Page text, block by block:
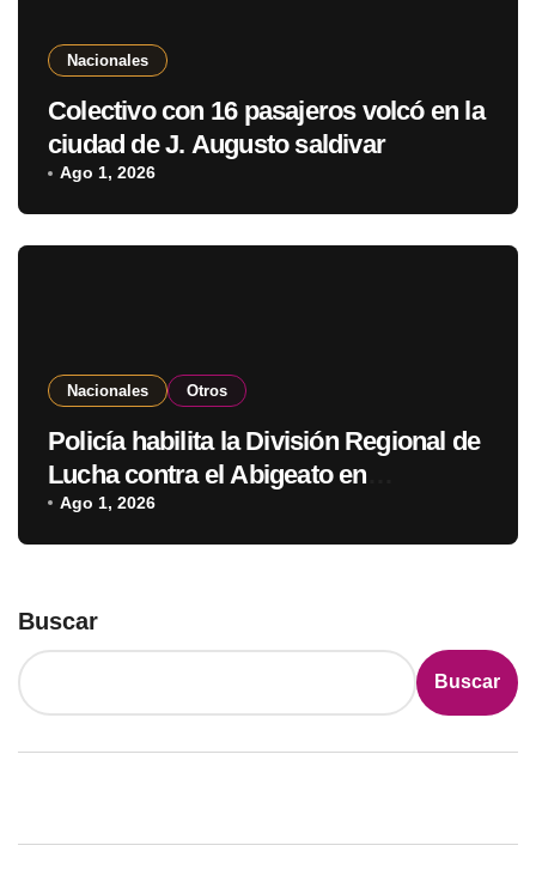
Nacionales
Colectivo con 16 pasajeros volcó en la
ciudad de J. Augusto saldivar
Ago 1, 2026
Nacionales Otros
Policía habilita la División Regional de
Lucha contra el Abigeato en
Amambay
Ago 1, 2026
Buscar
Buscar